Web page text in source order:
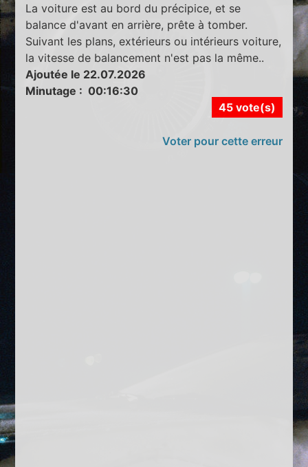
La voiture est au bord du précipice, et se
balance d'avant en arrière, prête à tomber.
Suivant les plans, extérieurs ou intérieurs voiture,
la vitesse de balancement n'est pas la même..
Ajoutée le 22.07.2026
Minutage : 00:16:30
45 vote(s)
Voter pour cette erreur